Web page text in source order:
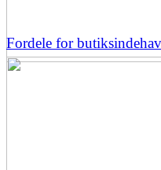
Fordele for